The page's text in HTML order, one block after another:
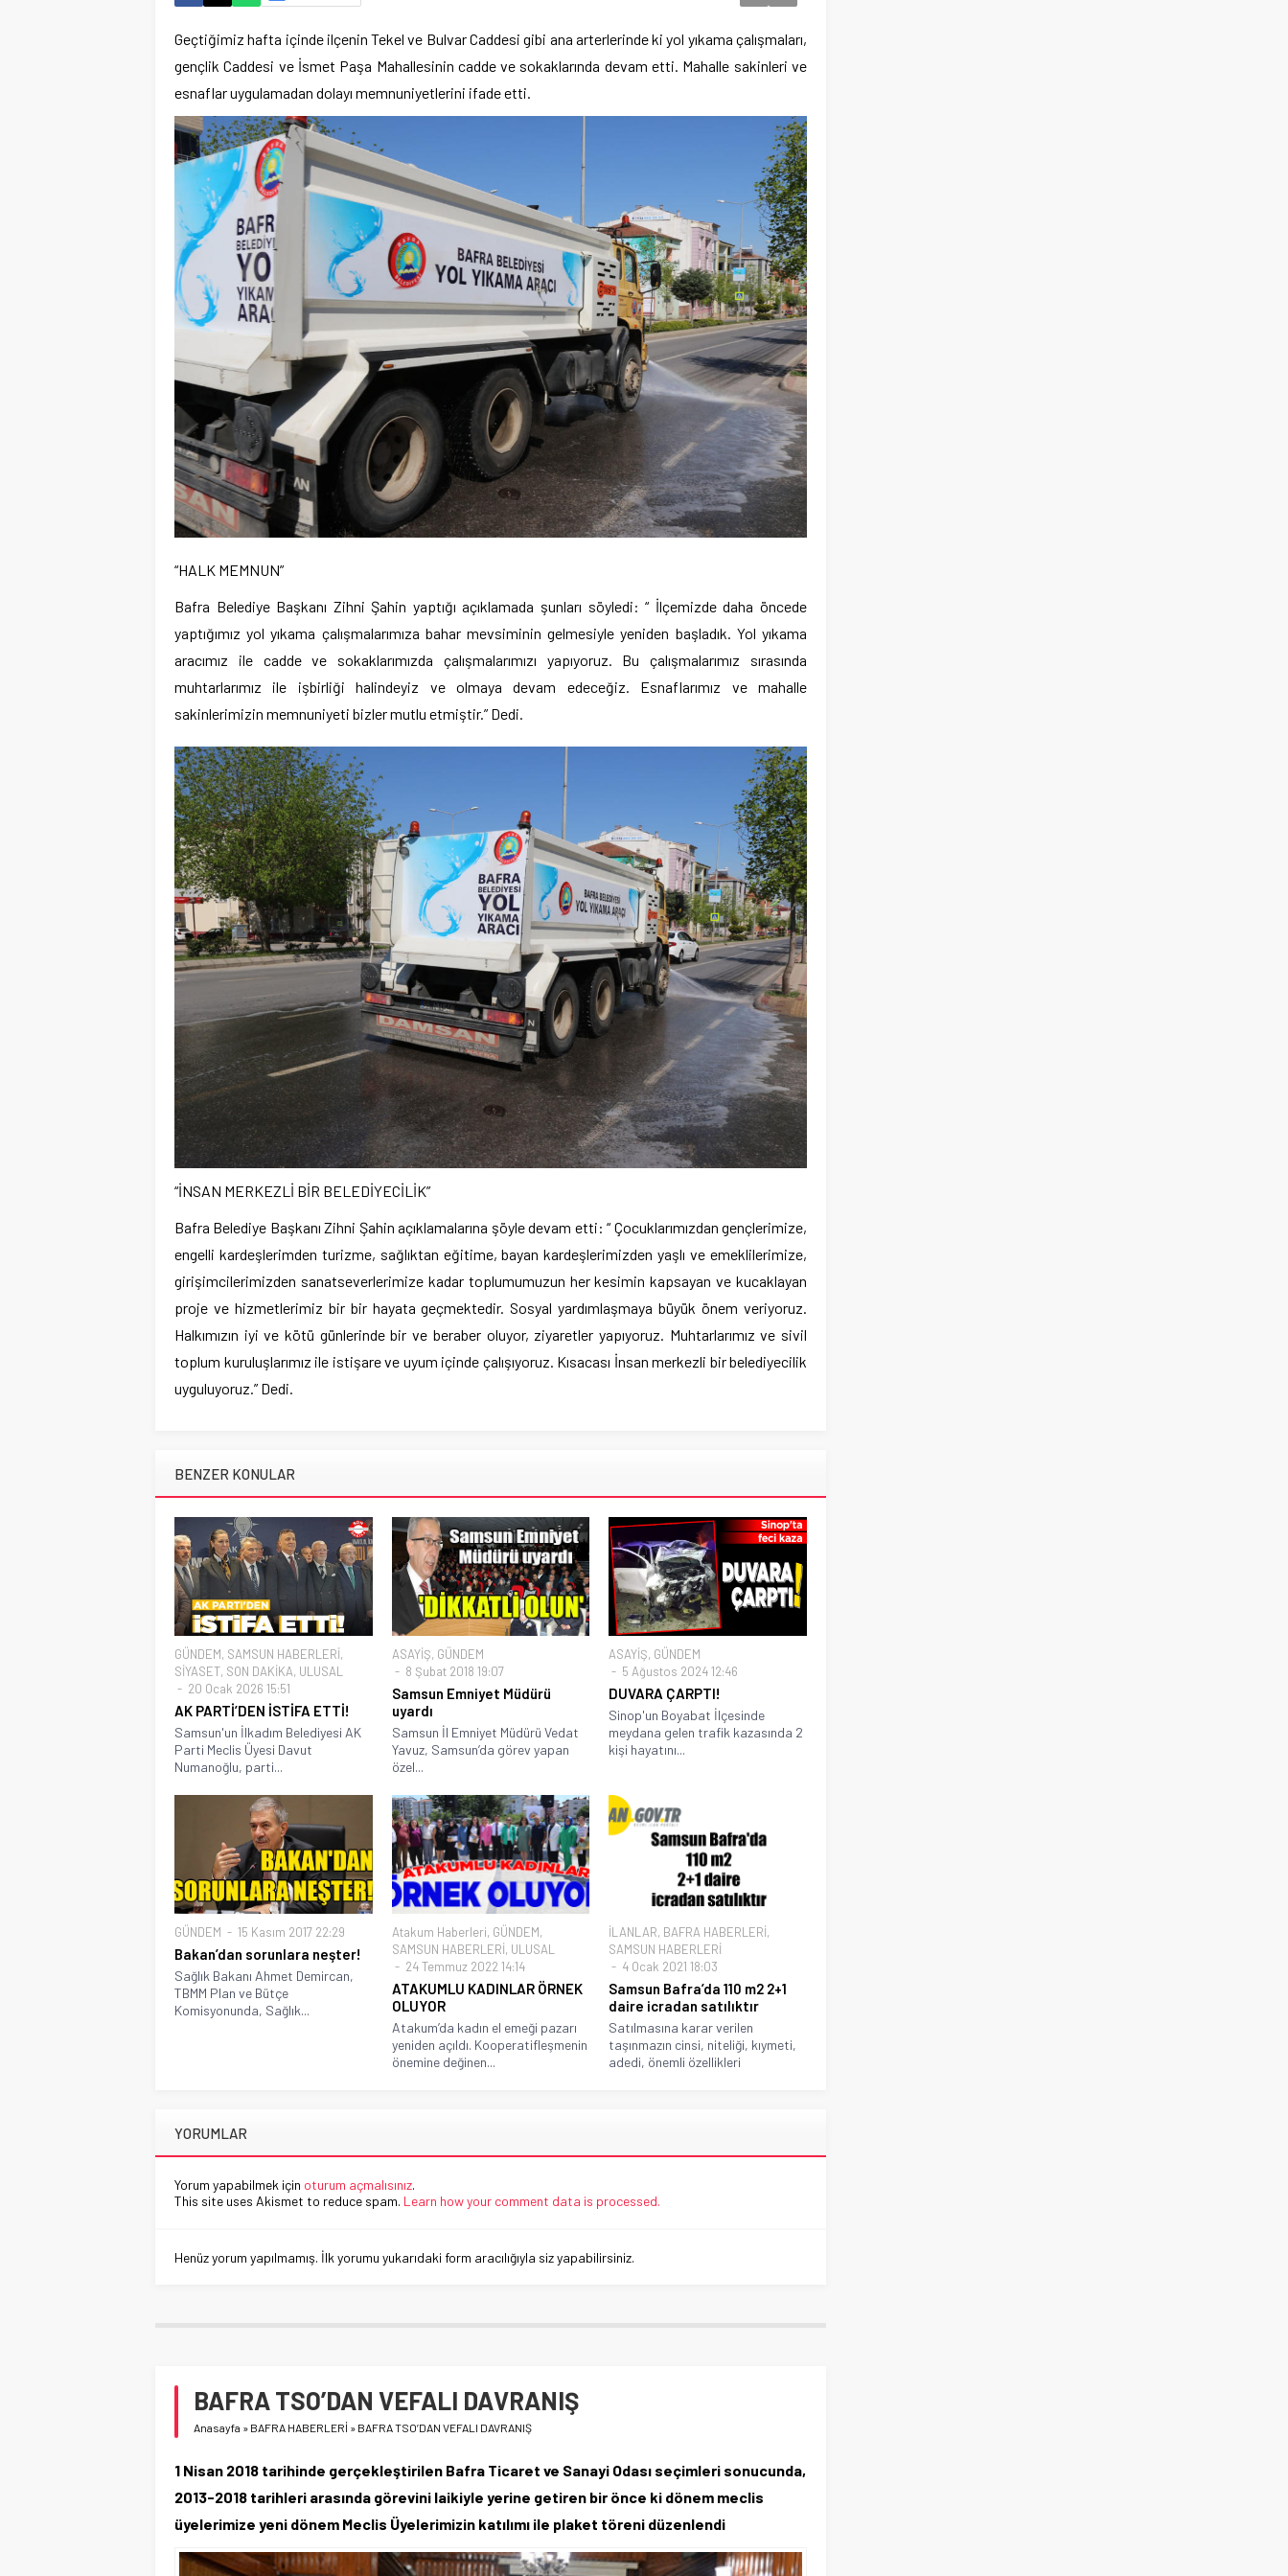
Geçtiğimiz hafta içinde ilçenin Tekel ve Bulvar Caddesi gibi ana arterlerinde ki yol yıkama çalışmaları,
gençlik Caddesi ve İsmet Paşa Mahallesinin cadde ve sokaklarında devam etti. Mahalle sakinleri ve
esnaflar uygulamadan dolayı memnuniyetlerini ifade etti.
“HALK MEMNUN”
Bafra Belediye Başkanı Zihni Şahin yaptığı açıklamada şunları söyledi: “ İlçemizde daha öncede
yaptığımız yol yıkama çalışmalarımıza bahar mevsiminin gelmesiyle yeniden başladık. Yol yıkama
aracımız ile cadde ve sokaklarımızda çalışmalarımızı yapıyoruz. Bu çalışmalarımız sırasında
muhtarlarımız ile işbirliği halindeyiz ve olmaya devam edeceğiz. Esnaflarımız ve mahalle
sakinlerimizin memnuniyeti bizler mutlu etmiştir.” Dedi.
“İNSAN MERKEZLİ BİR BELEDİYECİLİK”
Bafra Belediye Başkanı Zihni Şahin açıklamalarına şöyle devam etti: “ Çocuklarımızdan gençlerimize,
engelli kardeşlerimden turizme, sağlıktan eğitime, bayan kardeşlerimizden yaşlı ve emeklilerimize,
girişimcilerimizden sanatseverlerimize kadar toplumumuzun her kesimin kapsayan ve kucaklayan
proje ve hizmetlerimiz bir bir hayata geçmektedir. Sosyal yardımlaşmaya büyük önem veriyoruz.
Halkımızın iyi ve kötü günlerinde bir ve beraber oluyor, ziyaretler yapıyoruz. Muhtarlarımız ve sivil
toplum kuruluşlarımız ile istişare ve uyum içinde çalışıyoruz. Kısacası İnsan merkezli bir belediyecilik
uyguluyoruz.” Dedi.
BENZER KONULAR
GÜNDEM, SAMSUN HABERLERİ,
SİYASET, SON DAKİKA, ULUSAL
20 Ocak 2026 15:51
AK PARTİ’DEN İSTİFA ETTİ!
Samsun'un İlkadım Belediyesi AK
Parti Meclis Üyesi Davut
Numanoğlu, parti...
ASAYİŞ, GÜNDEM
8 Şubat 2018 19:07
Samsun Emniyet Müdürü
uyardı
Samsun İl Emniyet Müdürü Vedat
Yavuz, Samsun’da görev yapan
özel...
ASAYİŞ, GÜNDEM
5 Ağustos 2024 12:46
DUVARA ÇARPTI!
Sinop'un Boyabat İlçesinde
meydana gelen trafik kazasında 2
kişi hayatını...
GÜNDEM 15 Kasım 2017 22:29
Bakan’dan sorunlara neşter!
Sağlık Bakanı Ahmet Demircan,
TBMM Plan ve Bütçe
Komisyonunda, Sağlık...
Atakum Haberleri, GÜNDEM,
SAMSUN HABERLERİ, ULUSAL
24 Temmuz 2022 14:14
ATAKUMLU KADINLAR ÖRNEK
OLUYOR
Atakum’da kadın el emeği pazarı
yeniden açıldı. Kooperatifleşmenin
önemine değinen...
İLANLAR, BAFRA HABERLERİ,
SAMSUN HABERLERİ
4 Ocak 2021 18:03
Samsun Bafra’da 110 m2 2+1
daire icradan satılıktır
Satılmasına karar verilen
taşınmazın cinsi, niteliği, kıymeti,
adedi, önemli özellikleri
YORUMLAR
Yorum yapabilmek için oturum açmalısınız.
This site uses Akismet to reduce spam. Learn how your comment data is processed.
Henüz yorum yapılmamış. İlk yorumu yukarıdaki form aracılığıyla siz yapabilirsiniz.
BAFRA TSO’DAN VEFALI DAVRANIŞ
Anasayfa » BAFRA HABERLERİ » BAFRA TSO’DAN VEFALI DAVRANIŞ
1 Nisan 2018 tarihinde gerçekleştirilen Bafra Ticaret ve Sanayi Odası seçimleri sonucunda,
2013-2018 tarihleri arasında görevini laikiyle yerine getiren bir önce ki dönem meclis
üyelerimize yeni dönem Meclis Üyelerimizin katılımı ile plaket töreni düzenlendi